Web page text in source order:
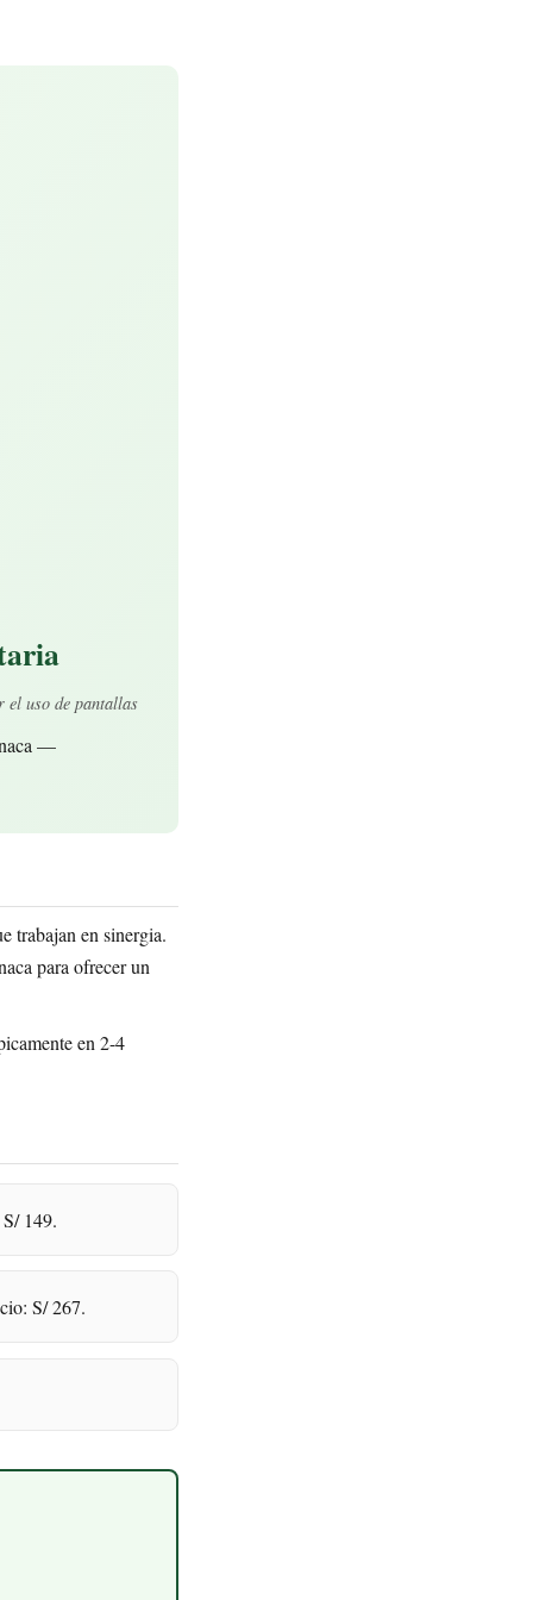
el uso de pantallas
—
trabajan en sinergia.
para ofrecer un
en 2-4
149.
S/ 267.